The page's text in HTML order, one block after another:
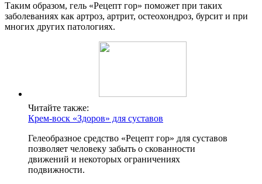
Таким образом, гель «Рецепт гор» поможет при таких
заболеваниях как артроз, артрит, остеохондроз, бурсит и при
многих других патологиях.
Читайте также:
Крем-воск «Здоров» для суставов
Гелеобразное средство «Рецепт гор» для суставов
позволяет человеку забыть о скованности
движений и некоторых ограничениях
подвижности.